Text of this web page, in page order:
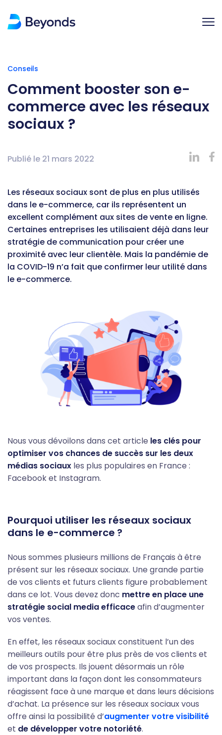
Conseils
Comment booster son e-
commerce avec les réseaux
sociaux ?
Publié le 21 mars 2022
Les réseaux sociaux sont de plus en plus utilisés
dans le e-commerce, car ils représentent un
excellent complément aux sites de vente en ligne.
Certaines entreprises les utilisaient déjà dans leur
stratégie de communication pour créer une
proximité avec leur clientèle. Mais la pandémie de
la COVID-19 n’a fait que confirmer leur utilité dans
le e-commerce.
Nous vous dévoilons dans cet article les clés pour
optimiser vos chances de succès sur les deux
médias sociaux les plus populaires en France :
Facebook et Instagram.
Pourquoi utiliser les réseaux sociaux
dans le e-commerce ?
Nous sommes plusieurs millions de Français à être
présent sur les réseaux sociaux. Une grande partie
de vos clients et futurs clients figure probablement
dans ce lot. Vous devez donc mettre en place une
stratégie social media efficaceafin d’augmenter
vos ventes.
En effet, les réseaux sociaux constituent l’un des
meilleurs outils pour être plus près de vos clients et
de vos prospects. Ils jouent désormais un rôle
important dans la façon dont les consommateurs
réagissent face à une marque et dans leurs décisions
d’achat. La présence sur les réseaux sociaux vous
offre ainsi la possibilité d’augmenter votre visibilité
et de développer votre notoriété.